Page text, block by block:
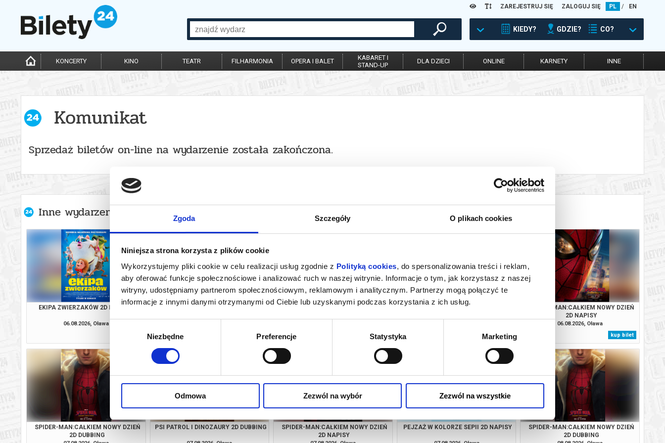
Zgoda Szczegóły O plikach cookies
Niniejsza strona korzysta z plików cookie
Wykorzystujemy pliki cookie w celu realizacji usług zgodnie z Polityką cookies, do spersonalizowania treści i reklam,
aby oferować funkcje społecznościowe i analizować ruch w naszej witrynie. Informacje o tym, jak korzystasz z naszej
witryny, udostępniamy partnerom społecznościowym, reklamowym i analitycznym. Partnerzy mogą połączyć te
informacje z innymi danymi otrzymanymi od Ciebie lub uzyskanymi podczas korzystania z ich usług.
Niezbędne Preferencje Statystyka Marketing
Odmowa Zezwól na wybór Zezwól na wszystkie
ZAREJESTRUJ SIĘ ZALOGUJ SIĘ PL / EN
KIEDY? GDZIE? CO?
KONCERTY KINO TEATR FILHARMONIA OPERA I BALET
KABARET I
STAND-UP
DLA DZIECI ONLINE KARNETY INNE
Komunikat
Sprzedaż biletów on-line na wydarzenie została zakończona.
Inne wydarzenia organizatora
EKIPA ZWIERZAKÓW 2D DUBBING
06.08.2026, Oława
MŁODY WASZYNGTON 2D NAPISY
kup bilet
SPIDER-MAN:CAŁKIEM NOWY DZIEŃ
kup bilet
ODYSEJA 2D NAPISY
kup bilet
SPIDER-MAN:CAŁKIEM NOWY DZIEŃ
2D NAPISY
06.08.2026, Oława
kup bilet
SPIDER-MAN:CAŁKIEM NOWY DZIEŃ
2D DUBBING
PSI PATROL I DINOZAURY 2D DUBBING
SPIDER-MAN:CAŁKIEM NOWY DZIEŃ
2D NAPISY
PEJZAŻ W KOLORZE SEPII 2D NAPISY
SPIDER-MAN:CAŁKIEM NOWY DZIEŃ
2D DUBBING